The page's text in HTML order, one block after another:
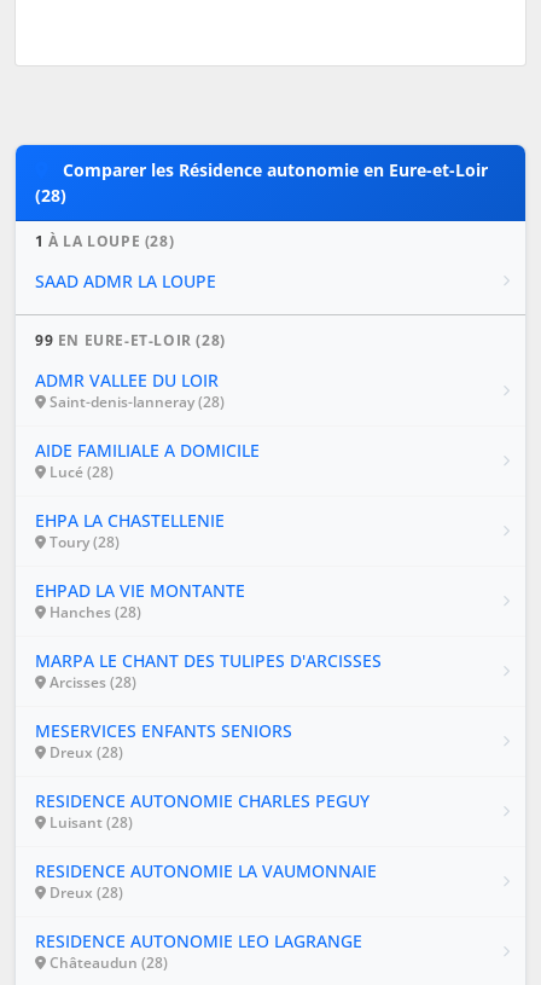
Comparer les Résidence autonomie en Eure-et-Loir
(28)
1 À LA LOUPE (28)
SAAD ADMR LA LOUPE
99 EN EURE-ET-LOIR (28)
ADMR VALLEE DU LOIR
Saint-denis-lanneray (28)
AIDE FAMILIALE A DOMICILE
Lucé (28)
EHPA LA CHASTELLENIE
Toury (28)
EHPAD LA VIE MONTANTE
Hanches (28)
MARPA LE CHANT DES TULIPES D'ARCISSES
Arcisses (28)
MESERVICES ENFANTS SENIORS
Dreux (28)
RESIDENCE AUTONOMIE CHARLES PEGUY
Luisant (28)
RESIDENCE AUTONOMIE LA VAUMONNAIE
Dreux (28)
RESIDENCE AUTONOMIE LEO LAGRANGE
Châteaudun (28)